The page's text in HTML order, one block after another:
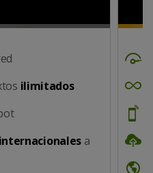
ilimitados
a